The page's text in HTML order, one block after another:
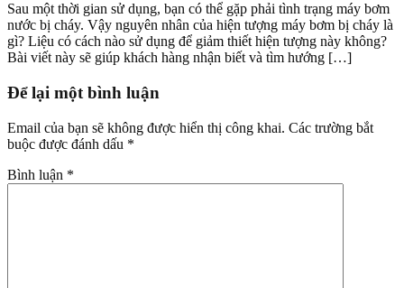
Sau một thời gian sử dụng, bạn có thể gặp phải tình trạng máy bơm
nước bị cháy. Vậy nguyên nhân của hiện tượng máy bơm bị cháy là
gì? Liệu có cách nào sử dụng để giảm thiết hiện tượng này không?
Bài viết này sẽ giúp khách hàng nhận biết và tìm hướng […]
Để lại một bình luận
Email của bạn sẽ không được hiển thị công khai. Các trường bắt
buộc được đánh dấu *
Bình luận *